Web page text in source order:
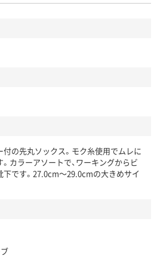
の先丸ソックス。モク糸使用でムレに
カラーアソートで、ワーキングからビ
です。27.0cm～29.0cmの大きめサイ